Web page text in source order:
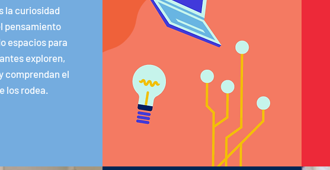
la curiosidad
pensamiento
espacios para
exploren,
comprendan el
los rodea.